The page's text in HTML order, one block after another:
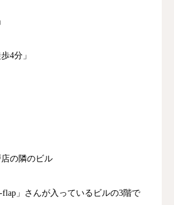
4分」
の隣のビル
」さんが入っているビルの3階で